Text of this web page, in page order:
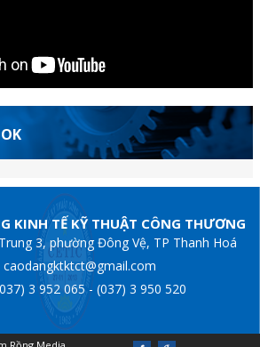
KINH TẾ KỸ THUẬT CÔNG THƯƠNG
3, phường Đông Vệ, TP Thanh Hoá
caodangktktct@gmail.com
3 952 065 - (037) 3 950 520
Jojobet Giriş